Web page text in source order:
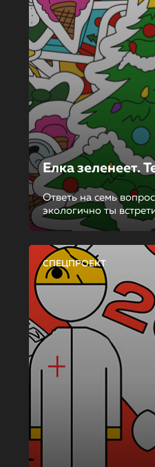
Елка зеленеет.
Ответь на семь
экологично ты
СПЕЦПРОЕКТ